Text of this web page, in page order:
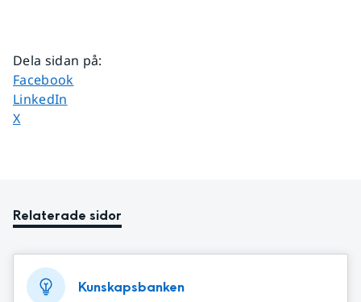
Dela sidan på:
Dela sidan på
Facebook
Dela sidan på
LinkedIn
Dela sidan på
X
Relaterade sidor
Kunskapsbanken